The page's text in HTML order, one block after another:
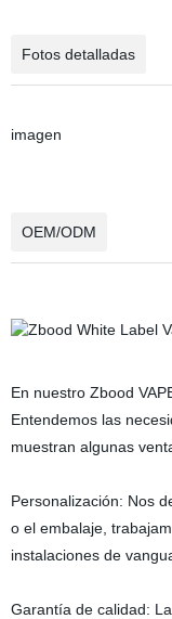
Fotos detalladas
imagen
OEM/ODM
En nuestro Zbood
Entendemos las
muestran algunas
Personalización: Nos
o el embalaje,
instalaciones de
Garantía de calidad: